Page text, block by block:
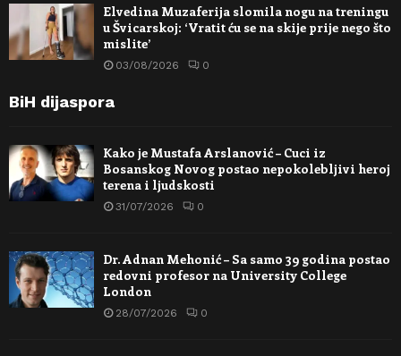
Elvedina Muzaferija slomila nogu na treningu
u Švicarskoj: ‘Vratit ću se na skije prije nego što
mislite’
03/08/2026 0
BiH dijaspora
Kako je Mustafa Arslanović – Cuci iz
Bosanskog Novog postao nepokolebljivi heroj
terena i ljudskosti
31/07/2026 0
Dr. Adnan Mehonić – Sa samo 39 godina postao
redovni profesor na University College
London
28/07/2026 0